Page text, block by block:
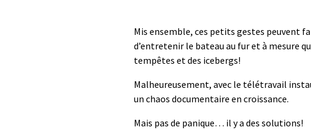
Mis ensemble, ces petits gestes peuvent
d’entretenir le bateau au fur et à mesure
tempêtes et des icebergs!
Malheureusement, avec le télétravail
un chaos documentaire en croissance.
Mais pas de panique… il y a des solutions!